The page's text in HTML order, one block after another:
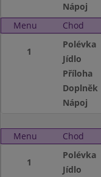
Nápoj
Menu
Chod
1
Polévka
Jídlo
Příloha
Doplněk
Nápoj
Menu Chod
1
Polévka
Jídlo